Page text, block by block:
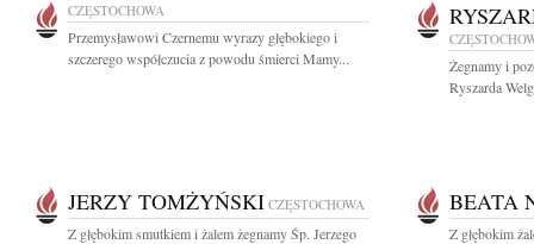
CZĘSTOCHOWA
Przemysławowi Czernemu wyrazy głębokiego i
szczerego współczucia z powodu śmierci Mamy...
Żegnamy i
Ryszarda
JERZY TOMŻYŃSKI CZĘSTOCHOWA
Z głębokim smutkiem i żalem żegnamy Śp. Jerzego
BEATA
Z głębokim